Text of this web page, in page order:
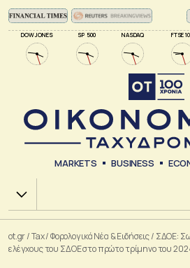
DOW JONES SP 500 NASDAQ FTSE
MARKETS BUSINESS
Χ.Α.
ot.gr/Tax/Φορολογικά Νέα & Eιδήσεις/ ΣΔΟΕ:
ελέγχους του ΣΔΟΕ στο πρώτο τρίμηνο του